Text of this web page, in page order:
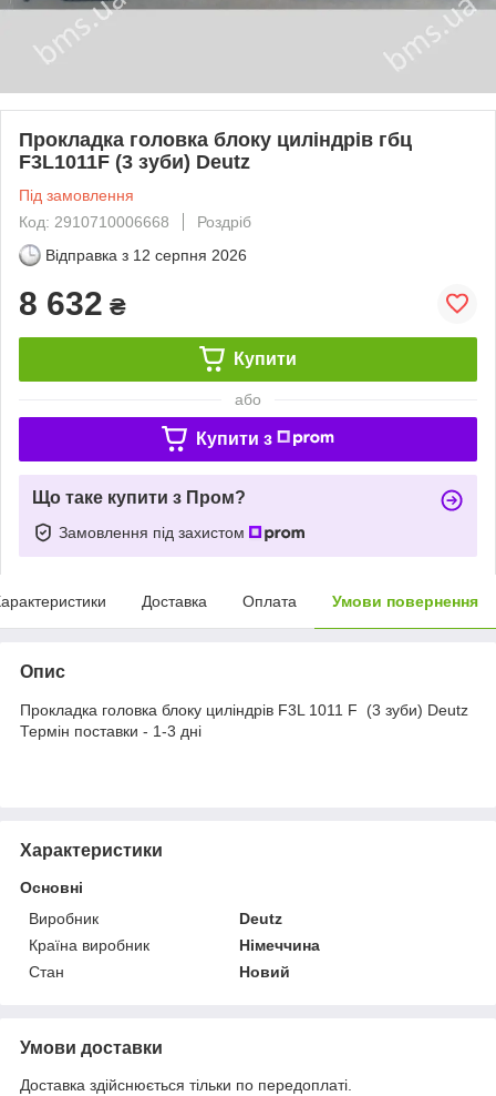
Прокладка головка блоку циліндрів гбц
F3L1011F (3 зуби) Deutz
Під замовлення
Код: 2910710006668
Роздріб
Відправка з 12 серпня 2026
8 632 ₴
Купити
або
Купити з
Що таке купити з Пром?
Замовлення під захистом
Доставка Оплата Умови повернення
Опис
Прокладка головка блоку циліндрів F3L 1011 F (3 зуби) Deutz
Термін поставки - 1-3 дні
Характеристики
Основні
Виробник
Deutz
Країна виробник
Німеччина
Стан
Новий
Умови доставки
Доставка здійснюється тільки по передоплаті.